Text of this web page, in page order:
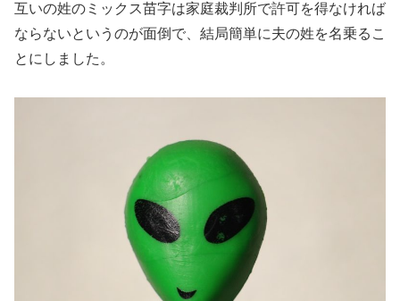
互いの姓のミックス苗字は家庭裁判所で許可を得なければ
ならないというのが面倒で、結局簡単に夫の姓を名乗るこ
とにしました。